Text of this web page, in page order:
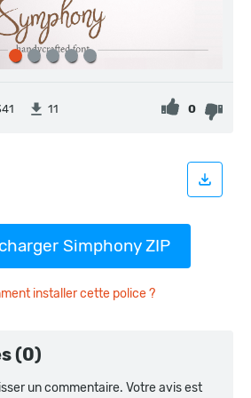
11 0
Simphony ZIP
installer cette police ?
(0)
un commentaire. Votre avis est